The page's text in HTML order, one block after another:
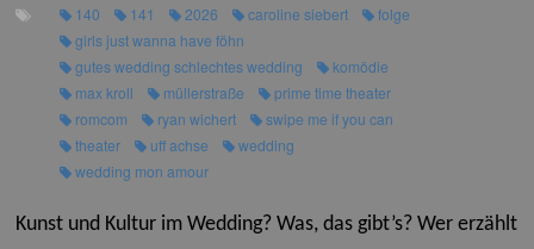
140 141 2026 caroline siebert
folge
girls just wanna have föhn
gutes wedding schlechtes wedding
komödie
max kroll
müllerstraße
prime time theater
romcom
ryan wichert
swipe me if you can
theater
uff achse
wedding
wedding mon amour
Kunst und Kultur im Wedding? Was, das gibt’s? Wer erzählt